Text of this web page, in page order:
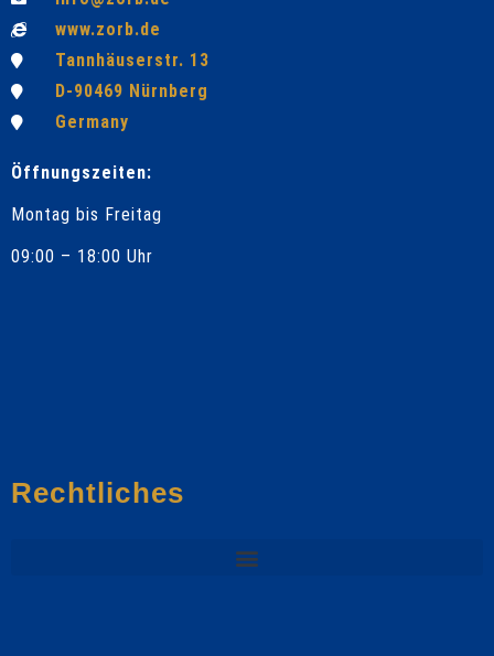
www.zorb.de
Tannhäuserstr. 13
D-90469 Nürnberg
Germany
Öffnungszeiten:
Montag bis Freitag
09:00 – 18:00 Uhr
Rechtliches